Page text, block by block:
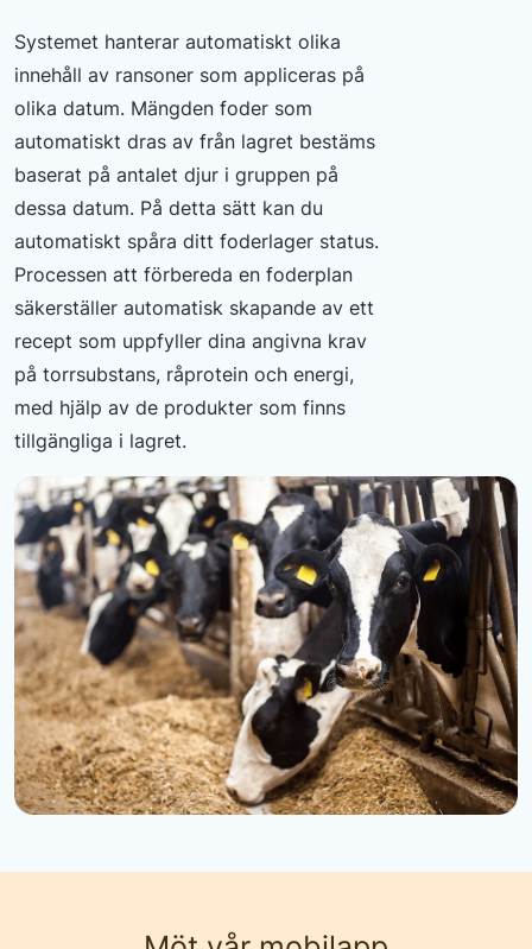
Systemet hanterar automatiskt olika
innehåll av ransoner som appliceras på
olika datum. Mängden foder som
automatiskt dras av från lagret bestäms
baserat på antalet djur i gruppen på
dessa datum. På detta sätt kan du
automatiskt spåra ditt foderlager status.
Processen att förbereda en foderplan
säkerställer automatisk skapande av ett
recept som uppfyller dina angivna krav
på torrsubstans, råprotein och energi,
med hjälp av de produkter som finns
tillgängliga i lagret.